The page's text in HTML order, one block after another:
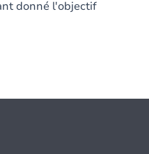
donné l'objectif